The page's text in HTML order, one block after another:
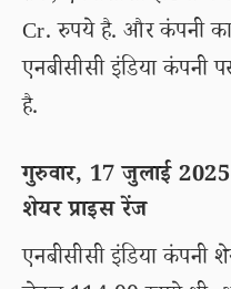
Cr. रुपये है. और कंपनी
एनबीसीसी इंडिया
है.
गुरुवार, 17 जुलाई 2025
शेयर प्राइस रेंज
एनबीसीसी इंडिया कंपनी